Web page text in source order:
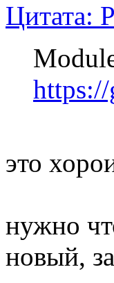
Цитата:
это
нужно
новый,